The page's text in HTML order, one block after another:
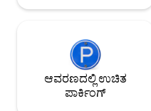
ಆವರಣದಲ್ಲಿ ಉಚಿತ
ಪಾರ್ಕಿಂಗ್